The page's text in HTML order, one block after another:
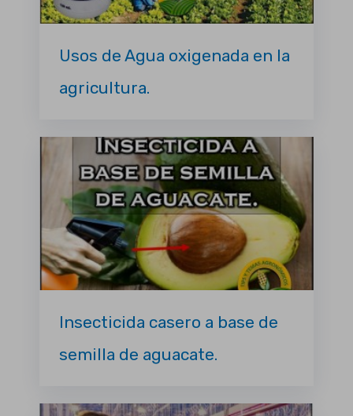
Usos de Agua oxigenada en la
agricultura.
Insecticida casero a base de
semilla de aguacate.